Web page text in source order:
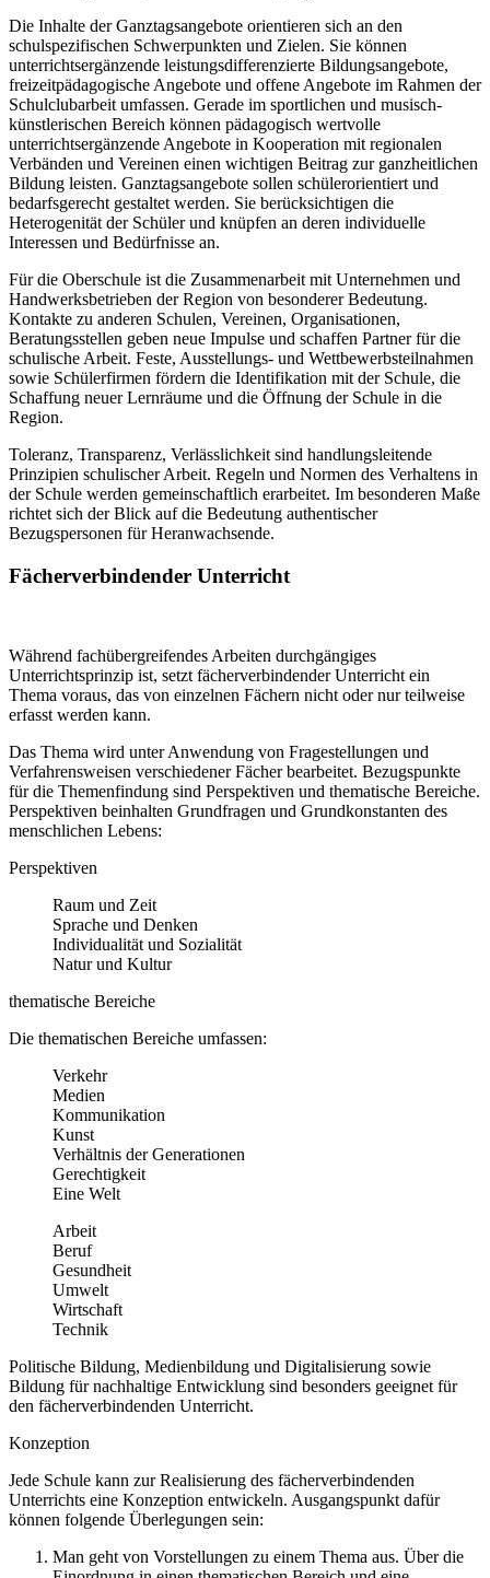
Die Inhalte der Ganztagsangebote orientieren sich an den
schulspezifischen Schwerpunkten und Zielen. Sie können
unterrichtsergänzende leistungsdifferenzierte Bildungsangebote,
freizeitpädagogische Angebote und offene Angebote im Rahmen der
Schulclubarbeit umfassen. Gerade im sportlichen und musisch-
künstlerischen Bereich können pädagogisch wertvolle
unterrichtsergänzende Angebote in Kooperation mit regionalen
Verbänden und Vereinen einen wichtigen Beitrag zur ganzheitlichen
Bildung leisten. Ganztagsangebote sollen schülerorientiert und
bedarfsgerecht gestaltet werden. Sie berücksichtigen die
Heterogenität der Schüler und knüpfen an deren individuelle
Interessen und Bedürfnisse an.
Für die Oberschule ist die Zusammenarbeit mit Unternehmen und
Handwerksbetrieben der Region von besonderer Bedeutung.
Kontakte zu anderen Schulen, Vereinen, Organisationen,
Beratungsstellen geben neue Impulse und schaffen Partner für die
schulische Arbeit. Feste, Ausstellungs- und Wettbewerbsteilnahmen
sowie Schülerfirmen fördern die Identifikation mit der Schule, die
Schaffung neuer Lernräume und die Öffnung der Schule in die
Region.
Toleranz, Transparenz, Verlässlichkeit sind handlungsleitende
Prinzipien schulischer Arbeit. Regeln und Normen des Verhaltens in
der Schule werden gemeinschaftlich erarbeitet. Im besonderen Maße
richtet sich der Blick auf die Bedeutung authentischer
Bezugspersonen für Heranwachsende.
Fächerverbindender Unterricht
Während fachübergreifendes Arbeiten durchgängiges
Unterrichtsprinzip ist, setzt fächerverbindender Unterricht ein
Thema voraus, das von einzelnen Fächern nicht oder nur teilweise
erfasst werden kann.
Das Thema wird unter Anwendung von Fragestellungen und
Verfahrensweisen verschiedener Fächer bearbeitet. Bezugspunkte
für die Themenfindung sind Perspektiven und thematische Bereiche.
Perspektiven beinhalten Grundfragen und Grundkonstanten des
menschlichen Lebens:
Perspektiven
Raum und Zeit
Sprache und Denken
Individualität und Sozialität
Natur und Kultur
thematische Bereiche
Die thematischen Bereiche umfassen:
Verkehr
Medien
Kommunikation
Kunst
Verhältnis der Generationen
Gerechtigkeit
Eine Welt
Arbeit
Beruf
Gesundheit
Umwelt
Wirtschaft
Technik
Politische Bildung, Medienbildung und Digitalisierung sowie
Bildung für nachhaltige Entwicklung sind besonders geeignet für
den fächerverbindenden Unterricht.
Konzeption
Jede Schule kann zur Realisierung des fächerverbindenden
Unterrichts eine Konzeption entwickeln. Ausgangspunkt dafür
können folgende Überlegungen sein:
Man geht von Vorstellungen zu einem Thema aus. Über die